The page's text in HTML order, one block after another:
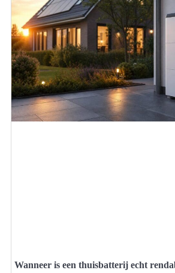
Wanneer is een thuisbatterij echt